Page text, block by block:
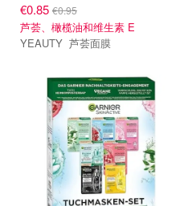
€0.85 €0.95
芦荟、橄榄油和维生素 E
YEAUTY 芦荟面膜